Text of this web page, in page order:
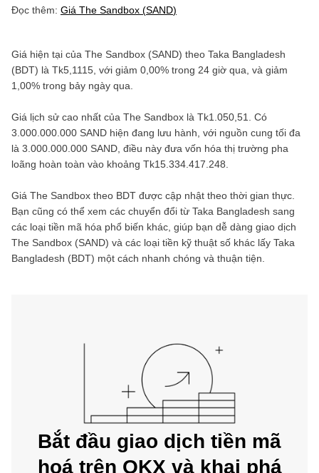
Đọc thêm: Giá The Sandbox (SAND)
Giá hiện tại của The Sandbox (SAND) theo Taka Bangladesh
(BDT) là Tk5,1115 , với giảm 0,00% trong 24 giờ qua, và giảm
1,00% trong bảy ngày qua.
Giá lịch sử cao nhất của The Sandbox là Tk1.050,51
. Có
3.000.000.000 SAND hiện đang lưu hành, với nguồn cung tối đa
là 3.000.000.000 SAND , điều này đưa vốn hóa thị trường pha
loãng hoàn toàn vào khoảng Tk15.334.417.248
Giá The Sandbox theo BDT được cập nhật theo thời gian thực.
Bạn cũng có thể xem các chuyển đổi từ Taka Bangladesh sang
các loại tiền mã hóa phổ biến khác, giúp bạn dễ dàng giao dịch
The Sandbox (SAND) và các loại tiền kỹ thuật số khác lấy Taka
Bangladesh (BDT) một cách nhanh chóng và thuận tiện.
Bắt đầu giao dịch tiền mã
hoá trên OKX và khai phá